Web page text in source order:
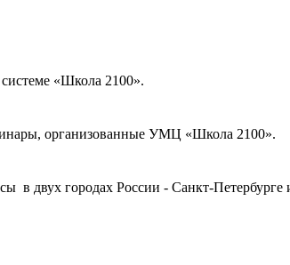
«Школа 2100».
организованные УМЦ «Школа 2100».
в двух городах России - Санкт-Петербурге